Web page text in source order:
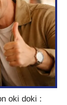
oki doki :